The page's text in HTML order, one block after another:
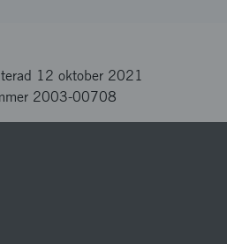
12 oktober 2021
2003-00708